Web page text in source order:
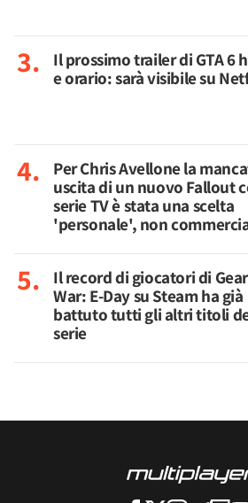
Il prossimo trailer di GTA 6
e orario: sarà visibile su
Per Chris Avellone la
uscita di un nuovo Fallout
serie TV è stata una scelta
'personale', non
Il record di giocatori di
War: E-Day su Steam ha già
battuto tutti gli altri titoli
serie